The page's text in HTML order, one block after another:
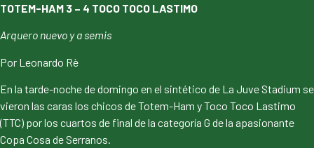
TOTEM-HAM 3 – 4 TOCO TOCO LASTIMO
Arquero nuevo y a semis
Por Leonardo Rè
En la tarde-noche de domingo en el sintético de La Juve Stadium se
vieron las caras los chicos de Totem-Ham y Toco Toco Lastimo
(TTC) por los cuartos de final de la categoría G de la apasionante
Copa Cosa de Serranos.